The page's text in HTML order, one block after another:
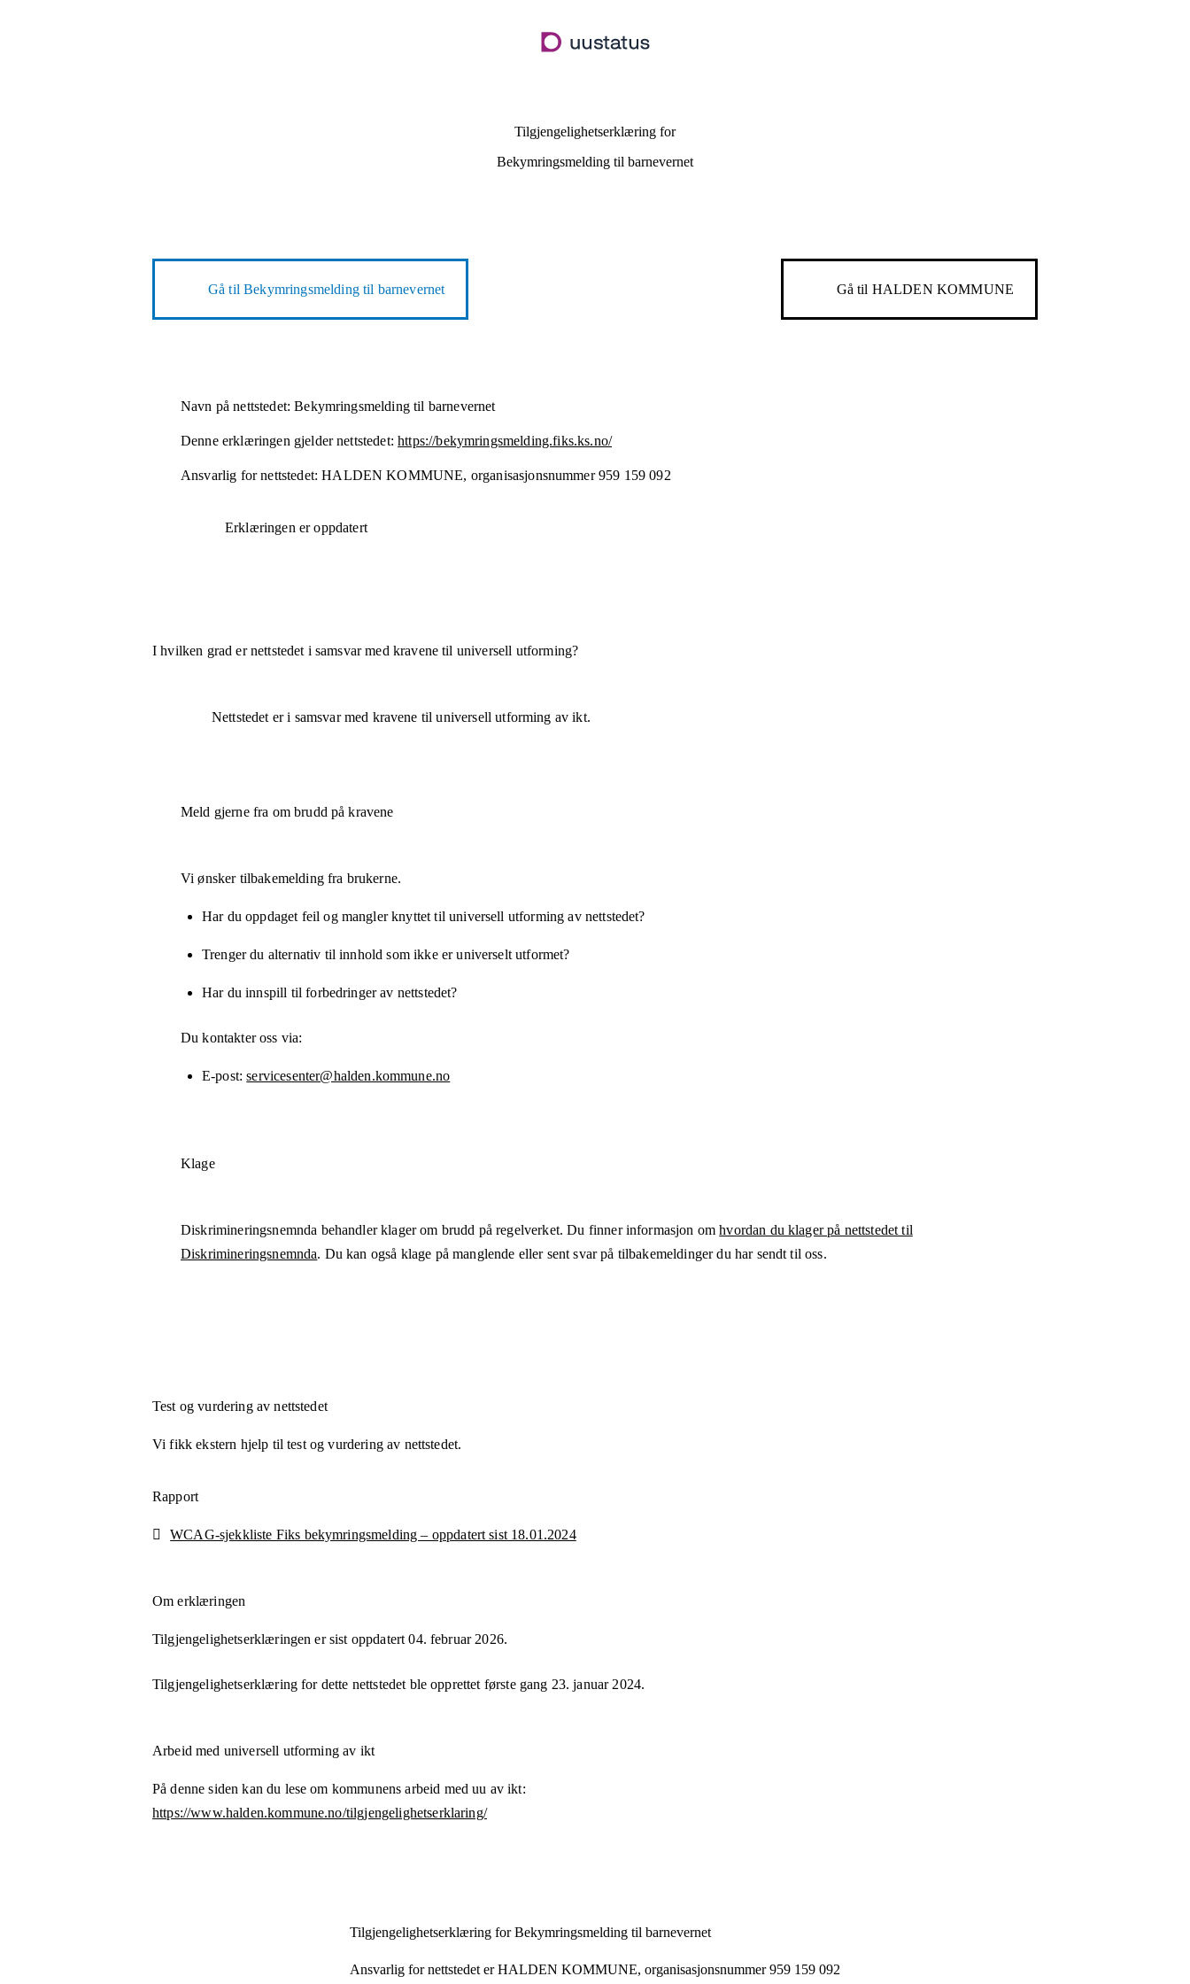
hovedinnhold
Tilgjengelighetserklæring for
Bekymringsmelding til barnevernet
Gå tilBekymringsmelding til barnevernet Gå til HALDEN KOMMUNE
Navn på nettstedet: Bekymringsmelding til barnevernet
Denne erklæringen gjelder nettstedet: https://bekymringsmelding.fiks.ks.no/
Ansvarlig for nettstedet: HALDEN KOMMUNE, organisasjonsnummer 959 159 092
Erklæringen er oppdatert
I hvilken grad er nettstedet i samsvar med kravene til universell utforming?
Nettstedet eri samsvarmed kravene til universell utforming av ikt.
Meld gjerne fra om brudd på kravene
Vi ønsker tilbakemelding fra brukerne.
Har du oppdaget feil og mangler knyttet til universell utforming av nettstedet?
Trenger du alternativ til innhold som ikke er universelt utformet?
Har du innspill til forbedringer av nettstedet?
Du kontakter oss via:
E-post servicesenter@halden.kommune.no
Klage
Diskrimineringsnemnda behandler klager om brudd på regelverket. Du finner informasjon omhvordan du klager på nettstedet til
Diskrimineringsnemnda. Du kan også klage på manglende eller sent svar på tilbakemeldinger du har sendt til oss.
Test og vurdering av nettstedet
Vi fikk ekstern hjelp til test og vurdering av nettstedet.
Rapport
WCAG-sjekkliste Fiks bekymringsmelding – oppdatert sist 18.01.2024
Om erklæringen
Tilgjengelighetserklæringen er sist oppdatert04. februar 2026.
Tilgjengelighetserklæring for dette nettstedet ble opprettet første gang 23. januar 2024.
Arbeid med universell utforming av ikt
På denne siden kan du lese om kommunens arbeid med uu av ikt:
https://www.halden.kommune.no/tilgjengelighetserklaring/
Tilgjengelighets­erklæring forBekymringsmelding til barnevernet
Ansvarlig for nettstedet erHALDEN KOMMUNE, organisasjonsnummer 959 159 092